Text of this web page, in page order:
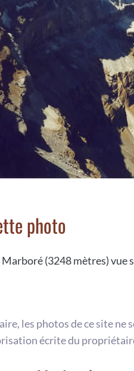
photo
(3248 mètres) vue
les photos de ce site ne
écrite du